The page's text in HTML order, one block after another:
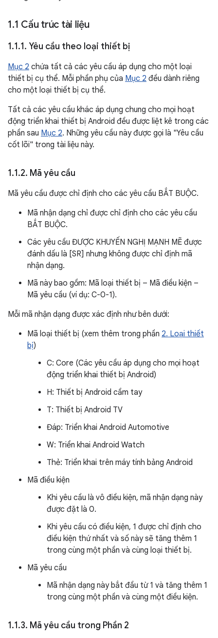
1.1 Cấu trúc tài liệu
1.1.1. Yêu cầu theo loại thiết bị
Mục 2 chứa tất cả các yêu cầu áp dụng cho một loại
thiết bị cụ thể. Mỗi phần phụ của Mục 2 đều dành riêng
cho một loại thiết bị cụ thể.
Tất cả các yêu cầu khác áp dụng chung cho mọi hoạt
động triển khai thiết bị Android đều được liệt kê trong các
phần sau Mục 2. Những yêu cầu này được gọi là "Yêu cầu
cốt lõi" trong tài liệu này.
1.1.2. Mã yêu cầu
Mã yêu cầu được chỉ định cho các yêu cầu BẮT BUỘC.
Mã nhận dạng chỉ được chỉ định cho các yêu cầu
BẮT BUỘC.
Các yêu cầu ĐƯỢC KHUYẾN NGHỊ MẠNH MẼ được
đánh dấu là [SR] nhưng không được chỉ định mã
nhận dạng.
Mã này bao gồm: Mã loại thiết bị – Mã điều kiện –
Mã yêu cầu (ví dụ: C-0-1).
Mỗi mã nhận dạng được xác định như bên dưới:
Mã loại thiết bị (xem thêm trong phần 2. Loại thiết
bị)
C: Core (Các yêu cầu áp dụng cho mọi hoạt
động triển khai thiết bị Android)
H: Thiết bị Android cầm tay
T: Thiết bị Android TV
Đáp: Triển khai Android Automotive
W: Triển khai Android Watch
Thẻ: Triển khai trên máy tính bảng Android
Mã điều kiện
Khi yêu cầu là vô điều kiện, mã nhận dạng này
được đặt là 0.
Khi yêu cầu có điều kiện, 1 được chỉ định cho
điều kiện thứ nhất và số này sẽ tăng thêm 1
trong cùng một phần và cùng loại thiết bị.
Mã yêu cầu
Mã nhận dạng này bắt đầu từ 1 và tăng thêm 1
trong cùng một phần và cùng một điều kiện.
1.1.3. Mã yêu cầu trong Phần 2